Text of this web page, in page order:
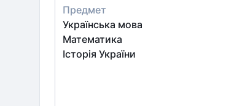
Предмет
Українська мова
Математика
Історія України